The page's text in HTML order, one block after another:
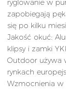
ryglowanie w
zapobiegają
się po kilku
Jakość okuć:
klipsy i zamki
Outdoor używa
rynkach
Wzmocnienia w